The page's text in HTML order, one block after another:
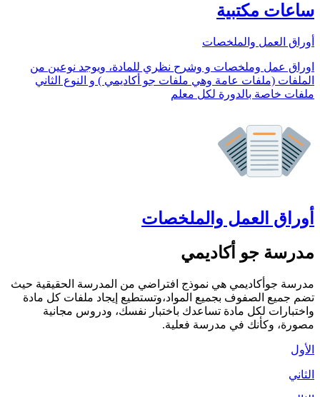
ساعات مكتبية
أوراق العمل والملخصات
اوراق عمل وملخصات و وشرح نظري للمادة، ويوجد نوعين من
الملفات (ملفات عامة وهي ملفات جو أكاديمي ) و النوع الثاني
ملفات خاصة بالدورة لكل معلم
أوراق العمل والملخصات
مدرسة جو أكاديمي
مدرسة جوأكاديمي هي نموذج افتراضي من المدرسة الحقيقية حيث
تضم جميع الصفوف بجميع المواد،وتستطيع إيجاد ملفات كل مادة
واختبارات لكل مادة تساعدك باختبار نفسك، ودروس مجانية
مصورة، وكأنك في مدرسة فعلية.
الأول
الثاني